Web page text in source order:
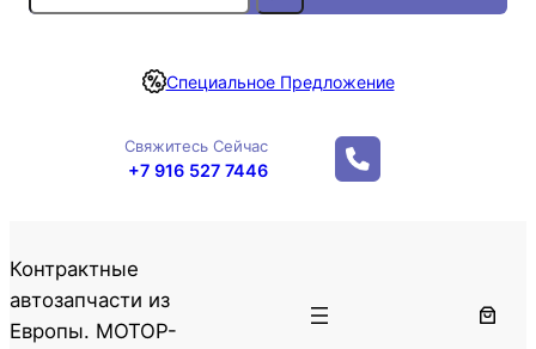
e
r
Специальное Предложение
Свяжитесь Сейчас
+7 916 527 7446
Контрактные
автозапчасти из
Европы. МОТОР-